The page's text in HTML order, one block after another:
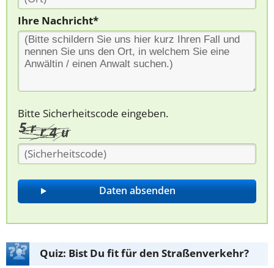
Ihre Nachricht*
Bitte Sicherheitscode eingeben.
Quiz: Bist Du fit für den Straßenverkehr?